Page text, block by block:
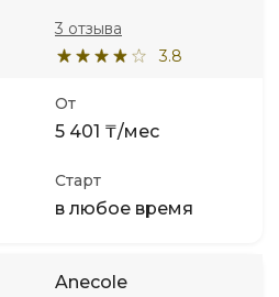
3.8
3 отзыва
От
5 401 ₸/мес
Старт
в любое время
Anecole